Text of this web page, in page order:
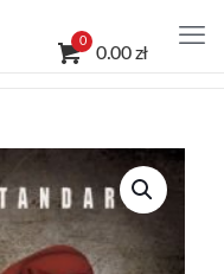
0
0.00 zł